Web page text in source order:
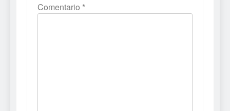
Comentario *